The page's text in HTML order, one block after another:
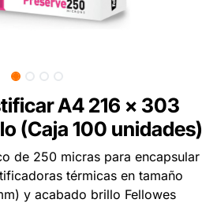
A4 216 x 303
(Caja 100 unidades)
de 250 micras para encapsular
térmicas en tamaño
y acabado brillo Fellowes